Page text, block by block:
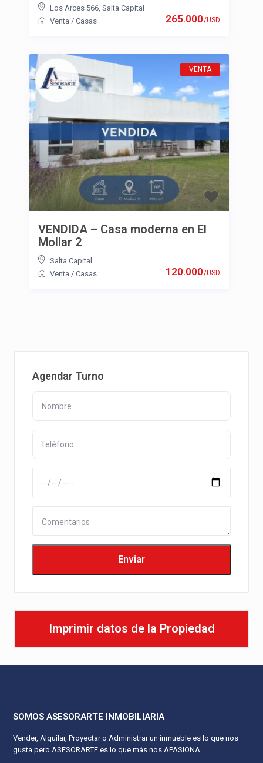
265.000/USD
Los Arces 566 Salta Capital
Venta / Casas
VENTA
120.000/USD
VENDIDA – Casa moderna en El
Mollar 2
Salta Capital
Venta / Casas
Agendar Turno
Imprimir datos de la Propiedad
SOMOS ASESORARTE INMOBILIARIA
Vender, Alquilar, Proyectar o Administrar un inmueble es lo que nos
gusta pero ASESORARTE es lo que más nos APASIONA.